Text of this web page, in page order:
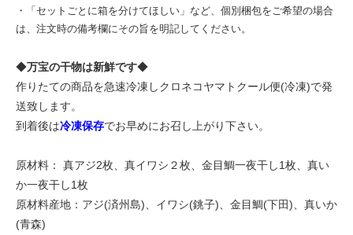
・「セットごとに箱を分けてほしい」など、個別梱包をご希望の場合
は、注文時の備考欄にその旨を明記してください。
◆万宝の干物は新鮮です◆
作りたての商品を急速冷凍しクロネコヤマトクール便(冷凍)で発
送致します。
到着後は冷凍保存でお早めにお召し上がり下さい。
原材料： 真アジ2枚、真イワシ２枚、金目鯛一夜干し1枚、真い
か一夜干し1枚
原材料産地：アジ(済州島)、イワシ(銚子)、金目鯛(下田)、真いか
(青森)